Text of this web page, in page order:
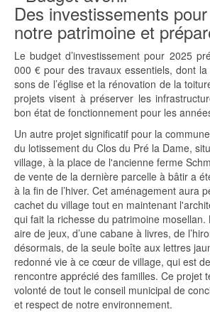
Des investissements
notre patrimoine et
Le budget d’investissement pour 2025
000 € pour des travaux essentiels, dont
sons de l’église et la rénovation de la
projets visent à préserver les
bon état de fonctionnement pour les
Un autre projet significatif pour la
du lotissement du Clos du Pré la Dame,
village, à la place de l'ancienne ferme
de vente de la dernière parcelle à bâtir a
à la fin de l’hiver. Cet aménagement aura
cachet du village tout en maintenant
qui fait la richesse du patrimoine mosellan.
aire de jeux, d’une cabane à livres, de
désormais, de la seule boîte aux lettres
redonné vie à ce cœur de village, qui est
rencontre apprécié des familles. Ce projet
volonté de tout le conseil municipal de
et respect de notre environnement.